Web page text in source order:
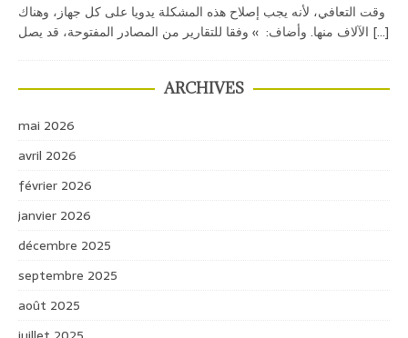
وقت التعافي، لأنه يجب إصلاح هذه المشكلة يدويا على كل جهاز، وهناك
[...]
ARCHIVES
mai 2026
avril 2026
février 2026
janvier 2026
décembre 2025
septembre 2025
août 2025